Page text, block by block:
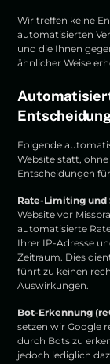
Wir treffen keine
automatisierten
und die Ihnen
ähnlicher Weise
Folgende
Website statt,
Entscheidungen
Rate-Limiting und
Website vor
automatisierte
Ihrer IP-Adresse
Zeitraum. Dies
führt zu keinen
Auswirkungen.
Bot-Erkennung
setzen wir Google
durch Bots zu
jedoch lediglich